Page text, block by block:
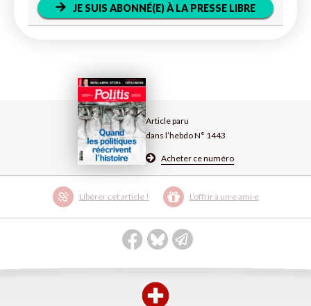
Article paru
dans l’hebdo N° 1443
Acheter ce numéro
Libérer cet article ! L’offrir à un·e ami·e
JE SUIS ABONNÉ(E) À LA PRESSE LIBRE